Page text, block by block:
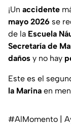
¡Un accidente
mayo 2026 se
de la Escuela
Secretaría de
daños y no hay
Este es el
la Marina en
#AlMomento |